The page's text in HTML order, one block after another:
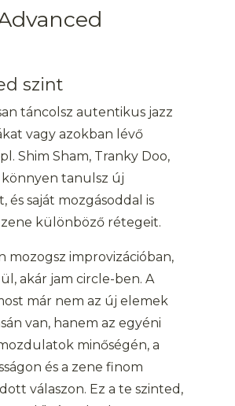
szint
táncolsz autentikus jazz
vagy azokban lévő
Shim Sham, Tranky Doo,
könnyen tanulsz új
és saját mozgásoddal is
zene különböző rétegeit.
mozogsz improvizációban,
akár jam circle-ben. A
már nem az új elemek
van, hanem az egyéni
minőségén, a
és a zene finom
válaszon. Ez a te szinted,